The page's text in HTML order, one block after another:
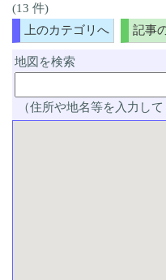
(13 件)
上のカテゴリへ
記事
地図を検索
（住所や地名等を入力して